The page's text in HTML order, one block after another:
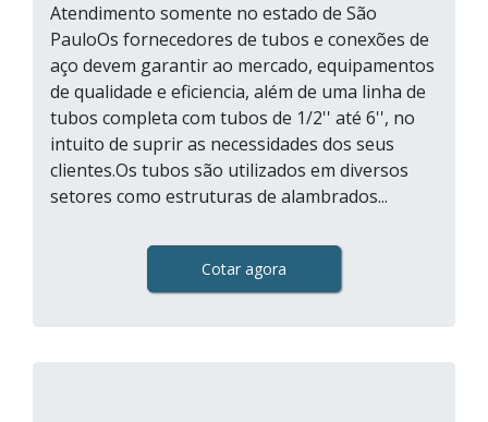
Atendimento somente no estado de São
PauloOs fornecedores de tubos e conexões de
aço devem garantir ao mercado, equipamentos
de qualidade e eficiencia, além de uma linha de
tubos completa com tubos de 1/2'' até 6'', no
intuito de suprir as necessidades dos seus
clientes.Os tubos são utilizados em diversos
setores como estruturas de alambrados...
Cotar agora